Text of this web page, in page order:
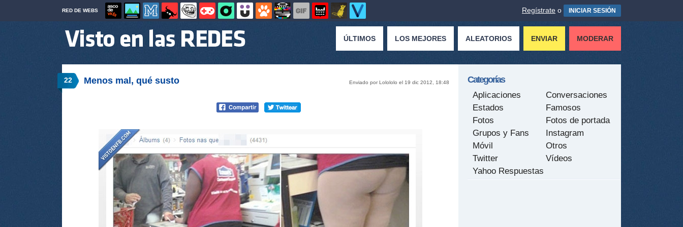
RED DE WEBS Regístrate o INICIAR SESIÓN
ÚLTIMOS LOS MEJORES ALEATORIOS ENVIAR MODERAR
22 Enviado por Lolololo el 19 dic 2012, 18:48
Menos mal, qué susto Categorías
Aplicaciones
Conversaciones
Estados
Famosos
Fotos
Fotos de portada
Grupos y Fans
Instagram
Móvil
Otros
Twitter
Vídeos
Yahoo Respuestas